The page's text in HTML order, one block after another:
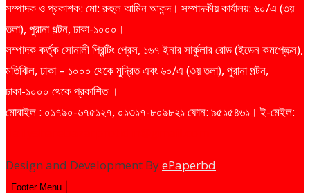
সম্পাদক ও প্রকাশক: মো: রুহুল আমিন আকন্দ। সম্পাদকীয় কার্যালয়: ৬০/এ (৩য়
তলা), পুরানা পল্টন, ঢাকা-১০০০।
সম্পাদক কর্তৃক সোনালী প্রিন্টিং প্রেস, ১৬৭ ইনার সার্কুলার রোড (ইডেন কমপ্লেক্স),
মতিঝিল, ঢাকা – ১০০০ থেকে মুদ্রিত এবং ৬০/এ (৩য় তলা), পুরানা পল্টন,
ঢাকা-১০০০ থেকে প্রকাশিত ।
মোবাইল : ০১৭৯০-৬৭৫১২৭, ০১৩১৭-৮০৯৮২১ ফোন: ৯৫১৫৪৬১। ই-মেইল:
Design and Development ByePaperbd
Footer Menu